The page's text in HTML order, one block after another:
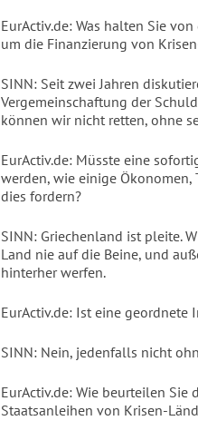
EurActiv.de: Was halten Sie
um die Finanzierung von
SINN: Seit zwei Jahren
Vergemeinschaftung der
können wir nicht retten, ohne
EurActiv.de: Müsste eine
werden, wie einige Ökonomen,
dies fordern?
SINN: Griechenland ist pleite.
Land nie auf die Beine, und
hinterher werfen.
EurActiv.de: Ist eine geordnete
SINN: Nein, jedenfalls nicht
EurActiv.de: Wie beurteilen Sie
Staatsanleihen von Krisen-